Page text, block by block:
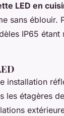
LED en
sans éblouir.
IP65 étant
installation
les étagères